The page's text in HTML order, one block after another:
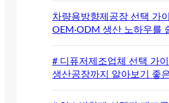
차량용방향제공장 선택 가
OEM·ODM 생산 노하우를
# 디퓨저제조업체 선택 가
생산공장까지 알아보기 좋